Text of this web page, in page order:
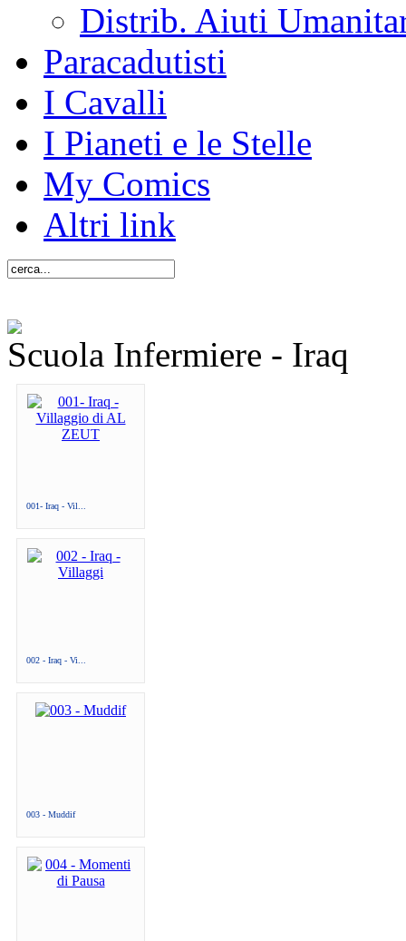
Distrib. Aiuti
Paracadutisti
I Cavalli
I Pianeti e le Stelle
My Comics
Altri link
Scuola Infermiere - Iraq
001- Iraq - Vil...
002 - Iraq - Vi...
003 - Muddif